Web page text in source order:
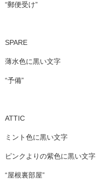
“郵便受け”
SPARE
薄水色に黒い文字
“予備”
ATTIC
ミント色に黒い文字
ピンクよりの紫色に黒い文字
“屋根裏部屋”